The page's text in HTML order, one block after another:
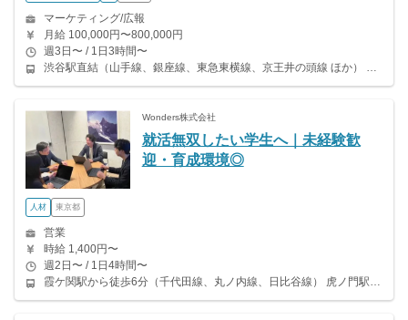
マーケティング/広報
月給 100,000円〜800,000円
週3日〜 / 1日3時間〜
渋谷駅直結（山手線、銀座線、東急東横線、京王井の頭線 ほか） 神泉駅から徒歩14分（京王井の頭線）
Wonders株式会社
就活無双したい学生へ｜未経験歓
迎・育成環境◎
人材 東京都
営業
時給 1,400円〜
週2日〜 / 1日4時間〜
霞ケ関駅から徒歩6分（千代田線、丸ノ内線、日比谷線） 虎ノ門駅から徒歩2分（銀座線、日比谷線） 虎ノ門ヒルズ駅から徒歩5分（日比谷線）